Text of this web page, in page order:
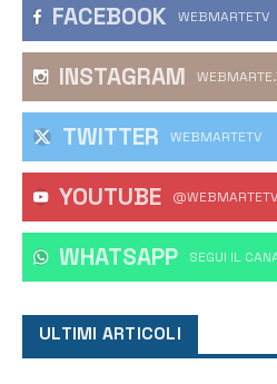
FACEBOOK WEBMARTETV
INSTAGRAM
TWITTER WEBMARTETV
YOUTUBE @WEBMARTETV
WHATSAPP ‎SEGUI IL
ULTIMI ARTICOLI